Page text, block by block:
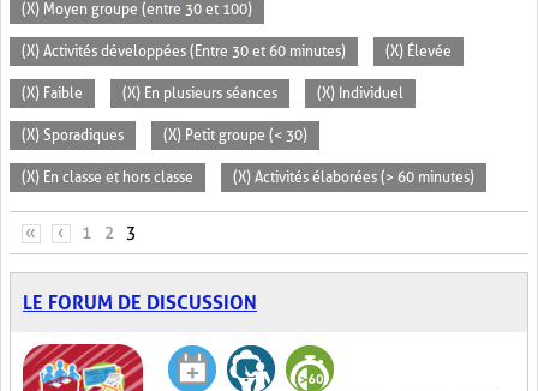
(X) Moyen groupe (entre 30 et 100)
(X) Activités développées (Entre 30 et 60 minutes) (X) Élevée
(X) Faible (X) En plusieurs séances (X) Individuel
(X) Sporadiques (X) Petit groupe (< 30)
(X) En classe et hors classe (X) Activités élaborées (> 60 minutes)
PAGES
« ‹ 1 2 3
LE FORUM DE DISCUSSION